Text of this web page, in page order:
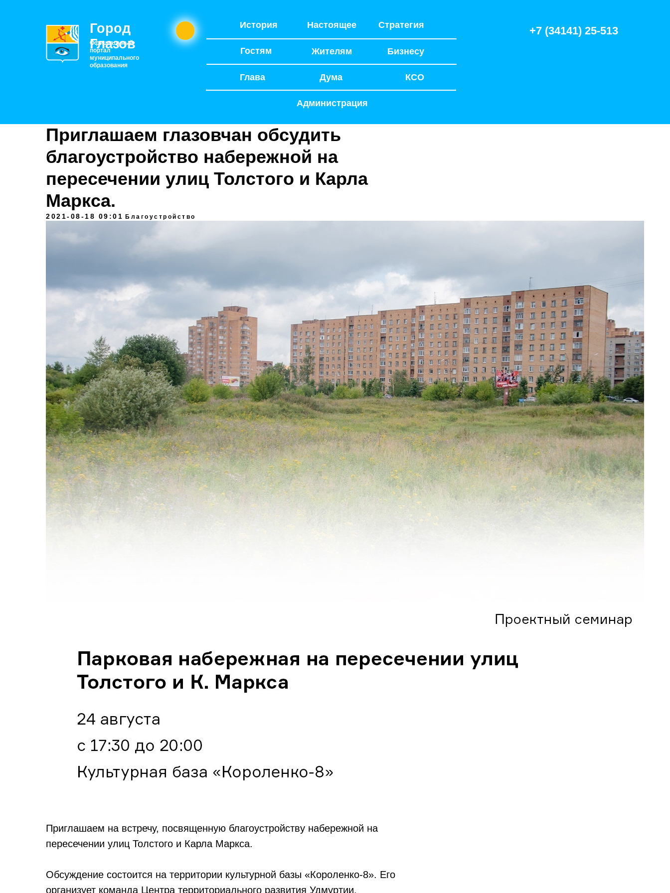
Город
Глазов
Официальный
портал
муниципального
образования
+7 (34141) 25-513
История Настоящее Стратегия
Гостям Жителям Бизнесу
Глава КСО
Дума
Администрация
Приглашаем глазовчан обсудить
благоустройство набережной на
пересечении улиц Толстого и Карла
Маркса.
2021-08-18 09:01 Благоустройство
Приглашаем на встречу, посвященную благоустройству набережной на
пересечении улиц Толстого и Карла Маркса.
Обсуждение состоится на территории культурной базы «Короленко-8». Его
организует команда Центра территориального развития Удмуртии.